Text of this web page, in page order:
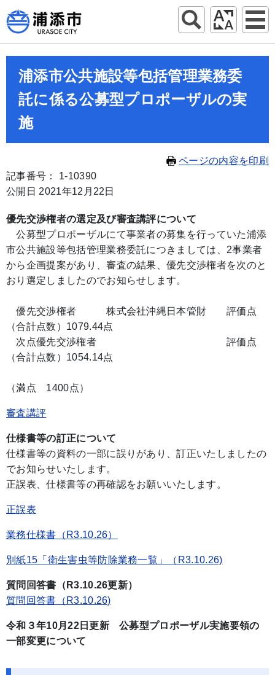
浦添市公共施設等包括管理業務委
託に係る公募型プロポーザルの実
施
ページの内容を印刷
記事番号： 1-10390
公開日 2021年12月22日
優先交渉権者の選定及び審査講評について
公募型プロポーザルにて事業者の募集を行っていた浦添
市公共施設等包括管理業務委託につきましては、2事業者
から企画提案があり、審査の結果、優先交渉権者を次のと
おり選定しましたのでお知らせします。
優先交渉権者 株式会社沖縄日本管財 評価点
（合計点数）1079.44点
次点優先交渉権者 評価点
（合計点数）1054.14点
（満点 1400点）
審査講評
仕様書等の訂正について
仕様書等の資料の一部に誤りがあり、訂正いたしましたの
でお知らせいたします。
正誤表、仕様書等の再確認をお願いいたします。
正誤表
業務仕様書（R3.10.26）
別紙15「衛生害虫等防除業務一覧」（R3.10.26)
質問回答書（R3.10.26更新）
質問回答書（R3.10.26)
令和３年10月22日更新 公募型プロポーザル実施要領の
一部変更について